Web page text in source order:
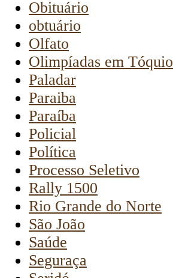
Obituário
obtuário
Olfato
Olimpíadas em Tóquio
Paladar
Paraiba
Paraíba
Policial
Política
Processo Seletivo
Rally 1500
Rio Grande do Norte
São João
Saúde
Seguraça